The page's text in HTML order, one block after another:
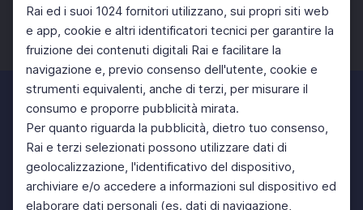
Rai ed i suoi 1024 fornitori utilizzano, sui propri siti web
e app, cookie e altri identificatori tecnici per garantire la
fruizione dei contenuti digitali Rai e facilitare la
navigazione e, previo consenso dell'utente, cookie e
strumenti equivalenti, anche di terzi, per misurare il
consumo e proporre pubblicità mirata.
Per quanto riguarda la pubblicità, dietro tuo consenso,
Rai e terzi selezionati possono utilizzare dati di
geolocalizzazione, l'identificativo del dispositivo,
archiviare e/o accedere a informazioni sul dispositivo ed
elaborare dati personali (es. dati di navigazione,
Facebook Twitter Instagram